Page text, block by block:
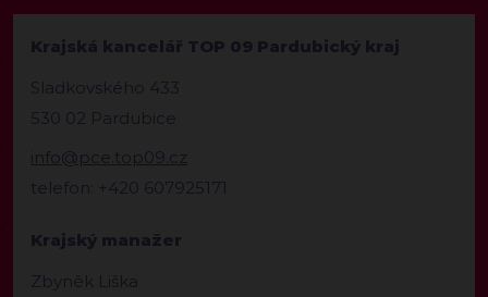
Krajská kancelář TOP 09 Pardubický kraj
Sladkovského 433
530 02 Pardubice
info@pce.top09.cz
telefon: +420 607925171
Krajský manažer
Zbyněk Liška